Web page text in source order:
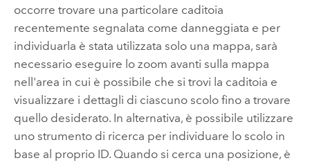
occorre trovare una particolare caditoia
recentemente segnalata come danneggiata e per
individuarla è stata utilizzata solo una mappa, sarà
necessario eseguire lo zoom avanti sulla mappa
nell'area in cui è possibile che si trovi la caditoia e
visualizzare i dettagli di ciascuno scolo fino a trovare
quello desiderato. In alternativa, è possibile utilizzare
uno strumento di ricerca per individuare lo scolo in
base al proprio ID. Quando si cerca una posizione, è